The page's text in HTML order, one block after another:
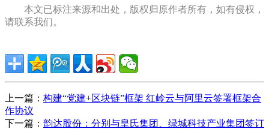
本文已标注来源和出处，版权归原作者所有，如有侵权，
请联系我们。
上一篇： 构建“党建+区块链”框架 红岭云与阿里云签署框架合
作协议
下一篇： 韵达股份：分别与皇氏集团、绿城科技产业集团签订